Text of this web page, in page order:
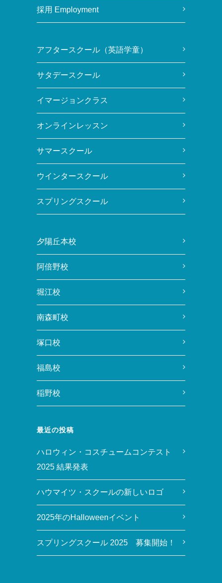
採用 Employment
アフタースクール（英語学童）
サタデースクール
イマージョンクラス
オンラインレッスン
サマースクール
ウインタースクール
スプリングスクール
夕陽丘本校
阿倍野校
堀江校
南森町校
塚口校
福島校
稲野校
最近の投稿
ハロウィン・コスチュームコンテスト
2025 結果発表
ハウマイツ・スクールの新しいロゴ
2025年のHalloweenイベント
スプリングスクール 2025 募集開始！